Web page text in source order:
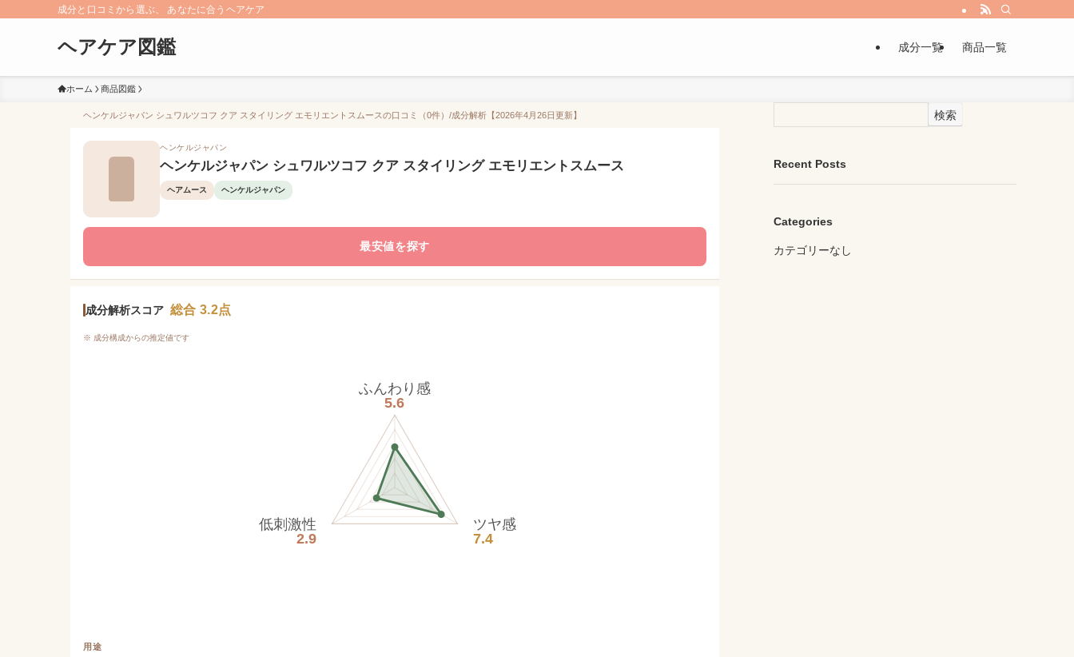
成分と口コミから選ぶ、 あなたに合うヘアケア
ヘアケア図鑑 成分一覧 商品一覧
ホーム 商品図鑑
ヘンケルジャパン シュワルツコフ クア スタイリング エモリエントスムースの口コミ（0件）/成分解析【2026年4月26日更新】
ヘンケルジャパン
ヘンケルジャパン シュワルツコフ クア スタイリング エモリエントスムース
ヘアムース ヘンケルジャパン
最安値を探す
成分解析スコア 総合 3.2点
※ 成分構成からの推定値です
ふんわり感
5.6
ツヤ感
7.4
低刺激性
2.9
用途
検索
Recent Posts
Categories
カテゴリーなし